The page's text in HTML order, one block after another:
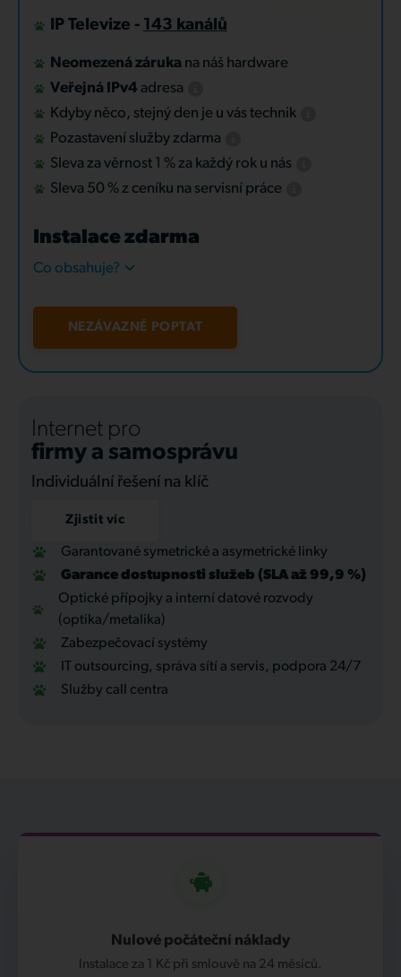
IP Televize - 143 kanálů
Neomezená záruka na náš hardware
Veřejná IPv4 adresa
Kdyby něco, stejný den je u vás technik
Pozastavení služby zdarma
Sleva za věrnost 1 % za každý rok u nás
Sleva 50 % z ceníku na servisní práce
Instalace zdarma
Co obsahuje?
NEZÁVAZNĚ POPTAT
Internet pro
firmy a samosprávu
Individuální řešení na klíč
Zjistit víc
Garantované symetrické a asymetrické linky
Garance dostupnosti služeb (SLA až 99,9 %)
Optické přípojky a interní datové rozvody
(optika/metalika)
Zabezpečovací systémy
IT outsourcing, správa sítí a servis, podpora 24/7
Služby call centra
Nulové počáteční náklady
Instalace za 1 Kč při smlouvě na 24 měsíců.